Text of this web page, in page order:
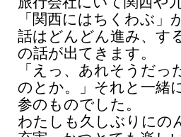
「関西にはちくわぶ
話はどんどん進み、す
の話が出てきます。
「えっ、あれそうだ
のとか。」それと一緒
参のものでした。
わたしも久しぶりにの